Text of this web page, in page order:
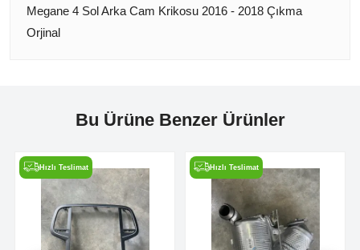
Megane 4 Sol Arka Cam Krikosu 2016 - 2018 Çıkma
Orjinal
Bu Ürüne Benzer Ürünler
Hızlı Teslimat Hızlı Teslimat